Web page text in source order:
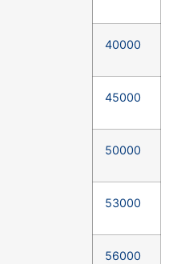
40000
45000
50000
53000
56000